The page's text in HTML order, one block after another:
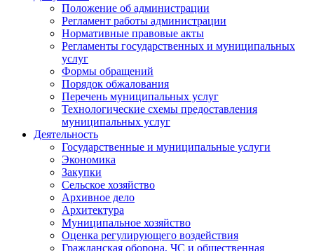
Положение об администрации
Регламент работы администрации
Нормативные правовые акты
Регламенты государственных и муниципальных
услуг
Формы обращений
Порядок обжалования
Перечень муниципальных услуг
Технологические схемы предоставления
муниципальных услуг
Деятельность
Государственные и муниципальные услуги
Экономика
Закупки
Сельское хозяйство
Архивное дело
Архитектура
Муниципальное хозяйство
Оценка регулирующего воздействия
Гражданская оборона, ЧС и общественная